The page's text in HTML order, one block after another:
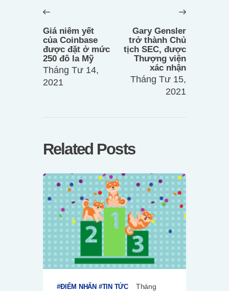
hướng
bài
viết
post:
Giá niêm yết
của Coinbase
được đặt ở mức
250 đô la Mỹ
Tháng Tư 14,
2021
Gary Gensler
trở thành Chủ
tịch SEC, được
Thượng viện
xác nhận
Tháng Tư 15,
2021
Related Posts
ĐIỂM NHẤN TIN TỨC
Tháng